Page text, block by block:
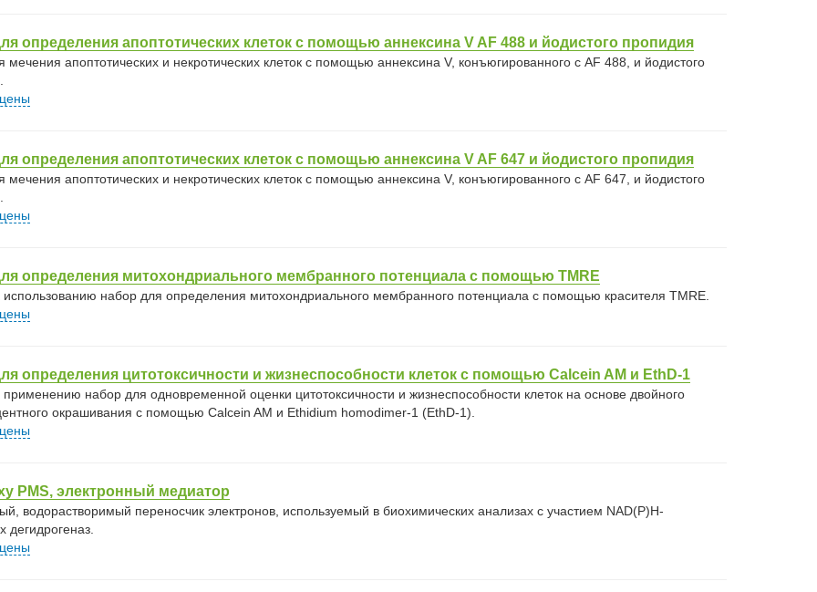
определения апоптотических клеток с помощью аннексина V AF 488 и йодистого пропидия
мечения апоптотических и некротических клеток с помощью аннексина V, конъюгированного с AF 488, и йодистого
определения апоптотических клеток с помощью аннексина V AF 647 и йодистого пропидия
мечения апоптотических и некротических клеток с помощью аннексина V, конъюгированного с AF 647, и йодистого
определения митохондриального мембранного потенциала с помощью TMRE
использованию набор для определения митохондриального мембранного потенциала с помощью красителя TMRE.
определения цитотоксичности и жизнеспособности клеток с помощью Calcein AM и EthD-1
применению набор для одновременной оценки цитотоксичности и жизнеспособности клеток на основе двойного
окрашивания с помощью Calcein AM и Ethidium homodimer-1 (EthD-1).
PMS, электронный медиатор
водорастворимый переносчик электронов, используемый в биохимических анализах с участием NAD(P)H-
дегидрогеназ.